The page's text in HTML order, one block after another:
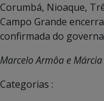
Corumbá, Nioaque,
Campo Grande
confirmada do
Marcelo Armôa e
Categorias :